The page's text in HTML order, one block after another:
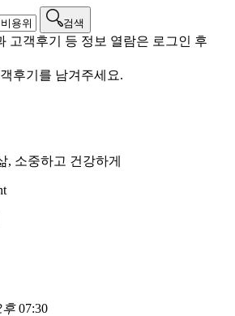
검색
고객후기 등 정보 열람은 로그인 후
후기를 남겨주세요.
, 소중하고 건강하게
후07:30